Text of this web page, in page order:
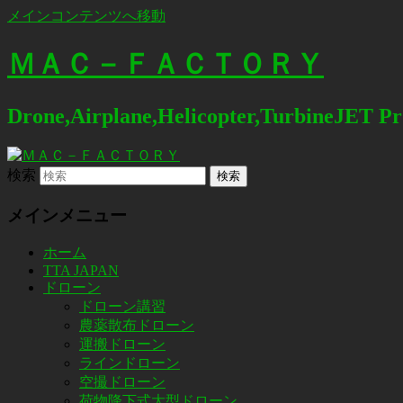
メインコンテンツへ移動
ＭＡＣ－ＦＡＣＴＯＲＹ
Drone,Airplane,Helicopter,TurbineJET
検索
メインメニュー
ホーム
TTA JAPAN
ドローン
ドローン講習
農薬散布ドローン
運搬ドローン
ラインドローン
空撮ドローン